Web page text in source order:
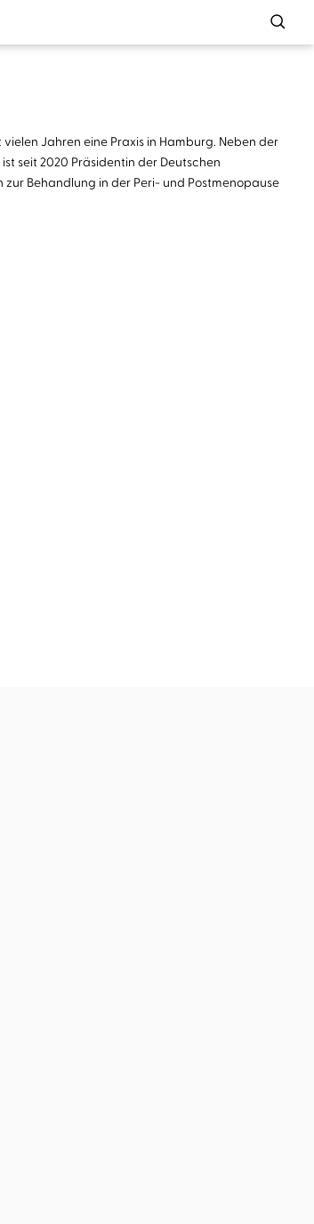
Jahren eine Praxis in Hamburg. Neben der
seit 2020 Präsidentin der Deutschen
Behandlung in der Peri- und Postmenopause